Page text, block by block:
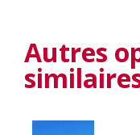
Autres